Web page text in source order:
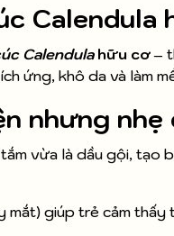
Calendula
Calendulahữu cơ–
ứng, khô da và làm
nhưng nhẹ
vừa là dầu gội, tạo
mắt) giúp trẻ cảm thấy